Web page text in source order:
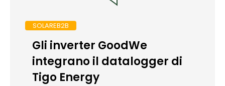
SOLAREB2B
Gli inverter GoodWe
integrano il datalogger di
Tigo Energy